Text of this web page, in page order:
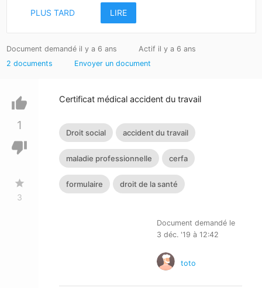
PLUS TARD LIRE
Document demandé il y a 6 ans
Actif il y a 6 ans
2 documents
Envoyer un document
thumb_up
1
thumb_down
star
3
Certificat médical accident du travail
Droit social accident du travail
maladie professionnelle cerfa
formulaire droit de la santé
Document demandé le
3 déc. '19 à 12:42
toto